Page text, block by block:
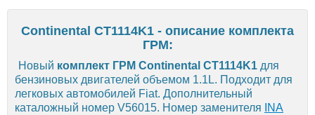
Continental CT1114K1 - описание комплекта
ГРМ:
Новый комплект ГРМ Continental CT1114K1 для
бензиновых двигателей объемом 1.1L. Подходит для
легковых автомобилей Fiat. Дополнительный
каталожный номер V56015. Номер заменителя
INA